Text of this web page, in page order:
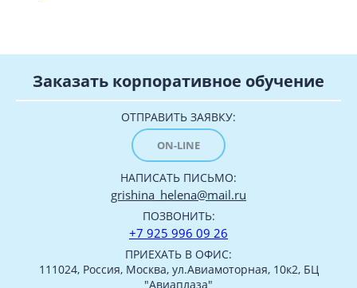
Заказать корпоративное обучение
ОТПРАВИТЬ ЗАЯВКУ:
ON-LINE
НАПИСАТЬ ПИСЬМО:
grishina_helena@mail.ru
ПОЗВОНИТЬ:
+7 925 996 09 26
ПРИЕХАТЬ В ОФИС:
111024, Россия, Москва, ул.Авиамоторная, 10к2, БЦ
"Авиаплаза"